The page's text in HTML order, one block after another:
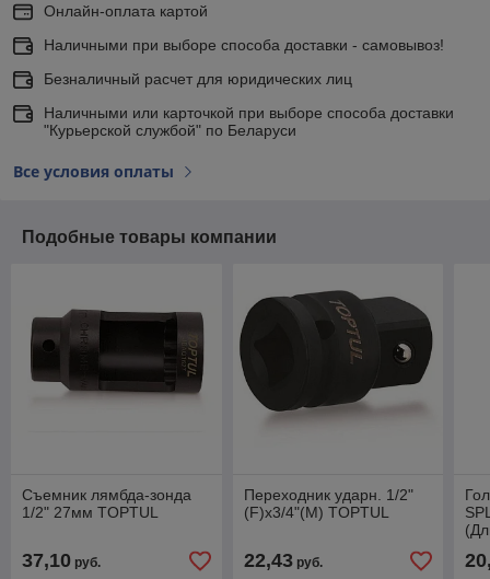
Онлайн-оплата картой
Наличными при выборе способа доставки - самовывоз!
Безналичный расчет для юридических лиц
Наличными или карточкой при выборе способа доставки
"Курьерской службой" по Беларуси
Все условия оплаты
Подобные товары компании
Съемник лямбда-зонда
1/2" 27мм TOPTUL
37,10 руб.
Переходник ударн. 1/2"
(F)х3/4"(M) TOPTUL
22,43руб.